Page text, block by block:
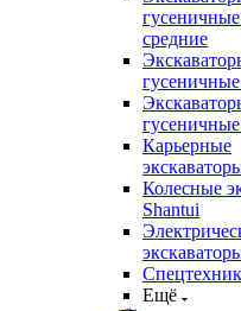
средние
Карьерные
Колесные
Shantui
Ещё